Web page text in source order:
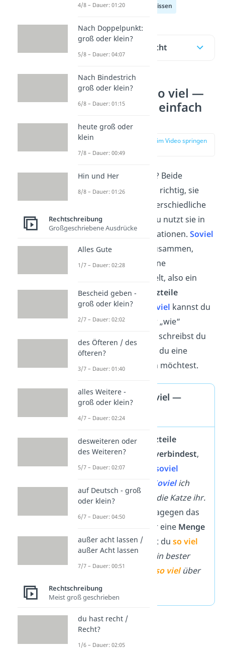
Deutsch Allgemeinwissen
Inhaltsübersicht
soviel oder so viel —
Unterschied einfach
erklärt
zur Stelle im Video springen
Sovieloder
? Beide
Schreibweisen sind richtig, sie
bedeuten aber unterschiedliche
Dinge. Das heißt, du nutzt sie in
verschiedenen Situationen. Soviel
schreibst du nur zusammen,
wenn es sich um eine
handelt, also ein
Bindewort, das
Satzteile
verknüpft. Statt soviel kannst du
auch „soweit“ oder „wie“
verwenden.
schreibst du
auseinander, wenn du eine
Mengeausdrücken möchtest.
soviel oder so viel —
Regel
Wenn du
Satzteile
miteinander
verbindest,
schreibst du
soviel
Sovielich
weiß, gehört die Katze ihr.
Drückst du dagegen das
oder eine Menge
aus, schreibst duso viel
getrennt:
Mein bester
Freund weiß
so vielüber
4/8 – Dauer: 01:20
Nach Doppelpunkt:
groß oder klein?
5/8 – Dauer: 04:07
Nach Bindestrich
groß oder klein?
6/8 – Dauer: 01:15
heute groß oder
klein
7/8 – Dauer: 00:49
Hin und Her
8/8 – Dauer: 01:26
Rechtschreibung
Großgeschriebene Ausdrücke
Alles Gute
1/7 – Dauer: 02:28
Bescheid geben -
groß oder klein?
2/7 – Dauer: 02:02
des Öfteren / des
öfteren?
3/7 – Dauer: 01:40
alles Weitere -
groß oder klein?
4/7 – Dauer: 02:24
desweiteren oder
des Weiteren?
5/7 – Dauer: 02:07
auf Deutsch - groß
oder klein?
6/7 – Dauer: 04:50
außer acht lassen /
außer Acht lassen
7/7 – Dauer: 00:51
Rechtschreibung
Meist groß geschrieben
du hast recht /
Recht?
1/6 – Dauer: 02:05